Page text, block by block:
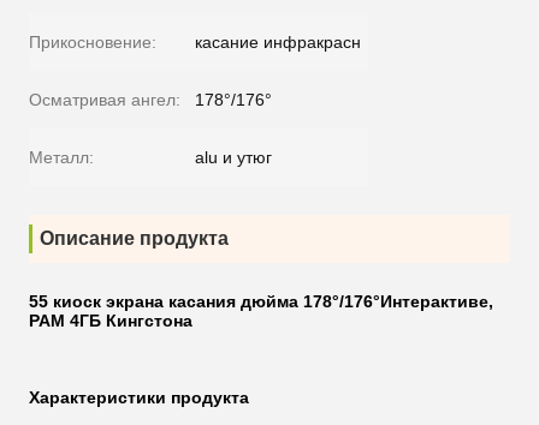
Прикосновение: касание инфракрасн
Осматривая ангел: 178°/176°
Металл: alu и утюг
Описание продукта
55 киоск экрана касания дюйма 178°/176°Интерактиве,
РАМ 4ГБ Кингстона
Характеристики продукта